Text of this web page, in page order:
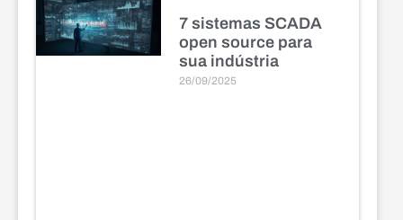
7 sistemas SCADA
open source para
sua indústria
26/09/2025